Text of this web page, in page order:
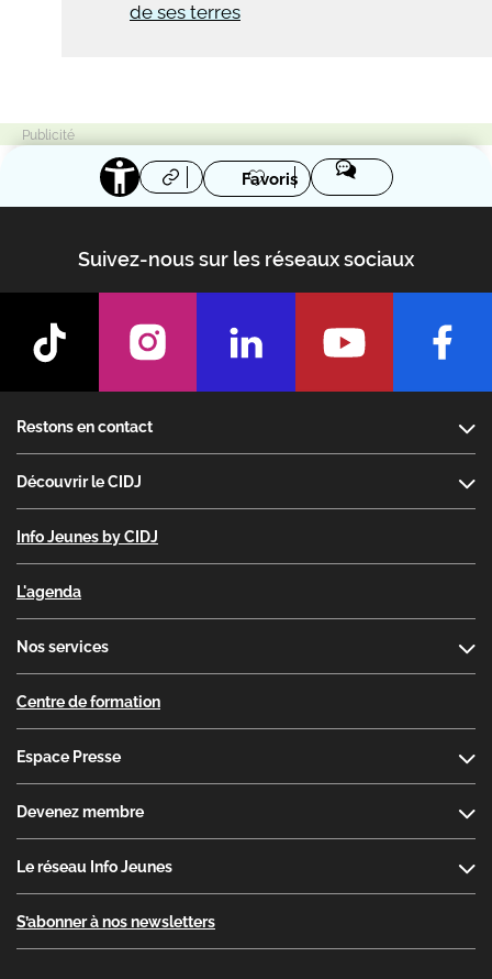
de ses terres
Favoris
Suivez-nous sur les réseaux sociaux
Restons en contact
Découvrir le CIDJ
Info Jeunes by CIDJ
L'agenda
Nos services
Centre de formation
Espace Presse
Devenez membre
Le réseau Info Jeunes
S’abonner à nos newsletters